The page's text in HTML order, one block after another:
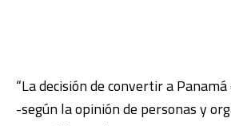
“La decisión de convertir a
-según la opinión de personas y